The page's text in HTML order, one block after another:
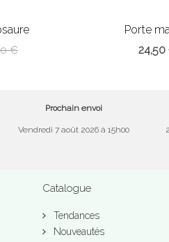
€
Porte
Prochain envoi
Vendredi 7 août 2026 à 15h00
Catalogue
Tendances
Nouveautés